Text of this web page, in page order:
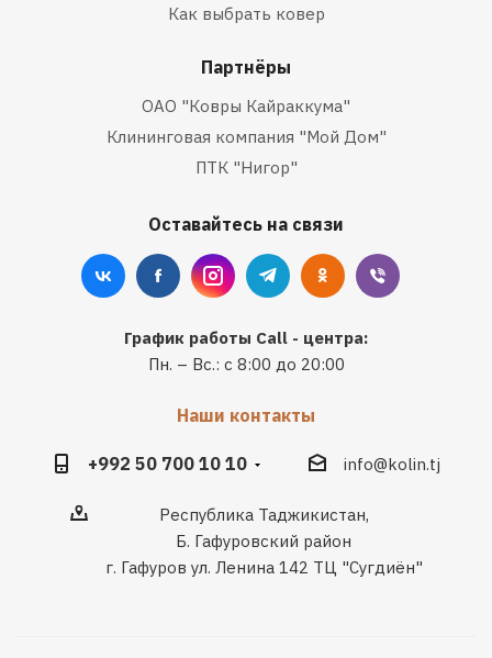
Как выбрать ковер
Партнёры
ОАО "Ковры Кайраккума"
Клининговая компания "Мой Дом"
ПТК "Нигор"
Оставайтесь на связи
График работы Call - центра:
Пн. – Вс.: с 8:00 до 20:00
Наши контакты
+992 50 700 10 10 info@kolin.tj
Республика Таджикистан,
Б. Гафуровский район
г. Гафуров ул. Ленина 142 ТЦ "Сугдиён"